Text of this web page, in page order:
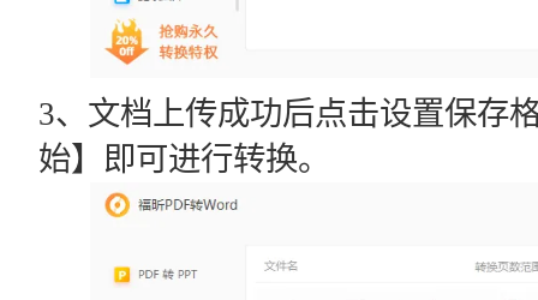
3、文档上传成功后点击设置保存
始】即可进行转换。